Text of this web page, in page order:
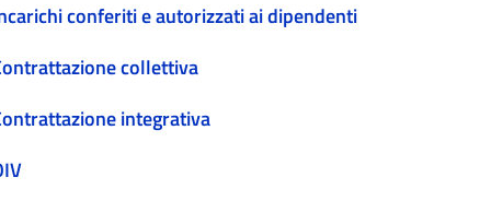
conferiti e autorizzati ai dipendenti
collettiva
integrativa